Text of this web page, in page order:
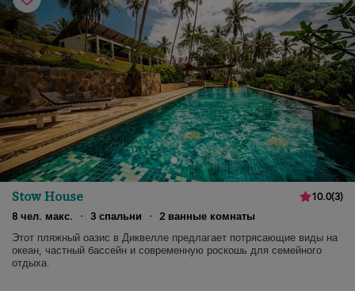
Stow House 10.0(3)
8 чел. макс.
· 3 спальни · 2 ванные комнаты
Этот пляжный оазис в Диквелле предлагает потрясающие виды на
океан, частный бассейн и современную роскошь для семейного
отдыха.